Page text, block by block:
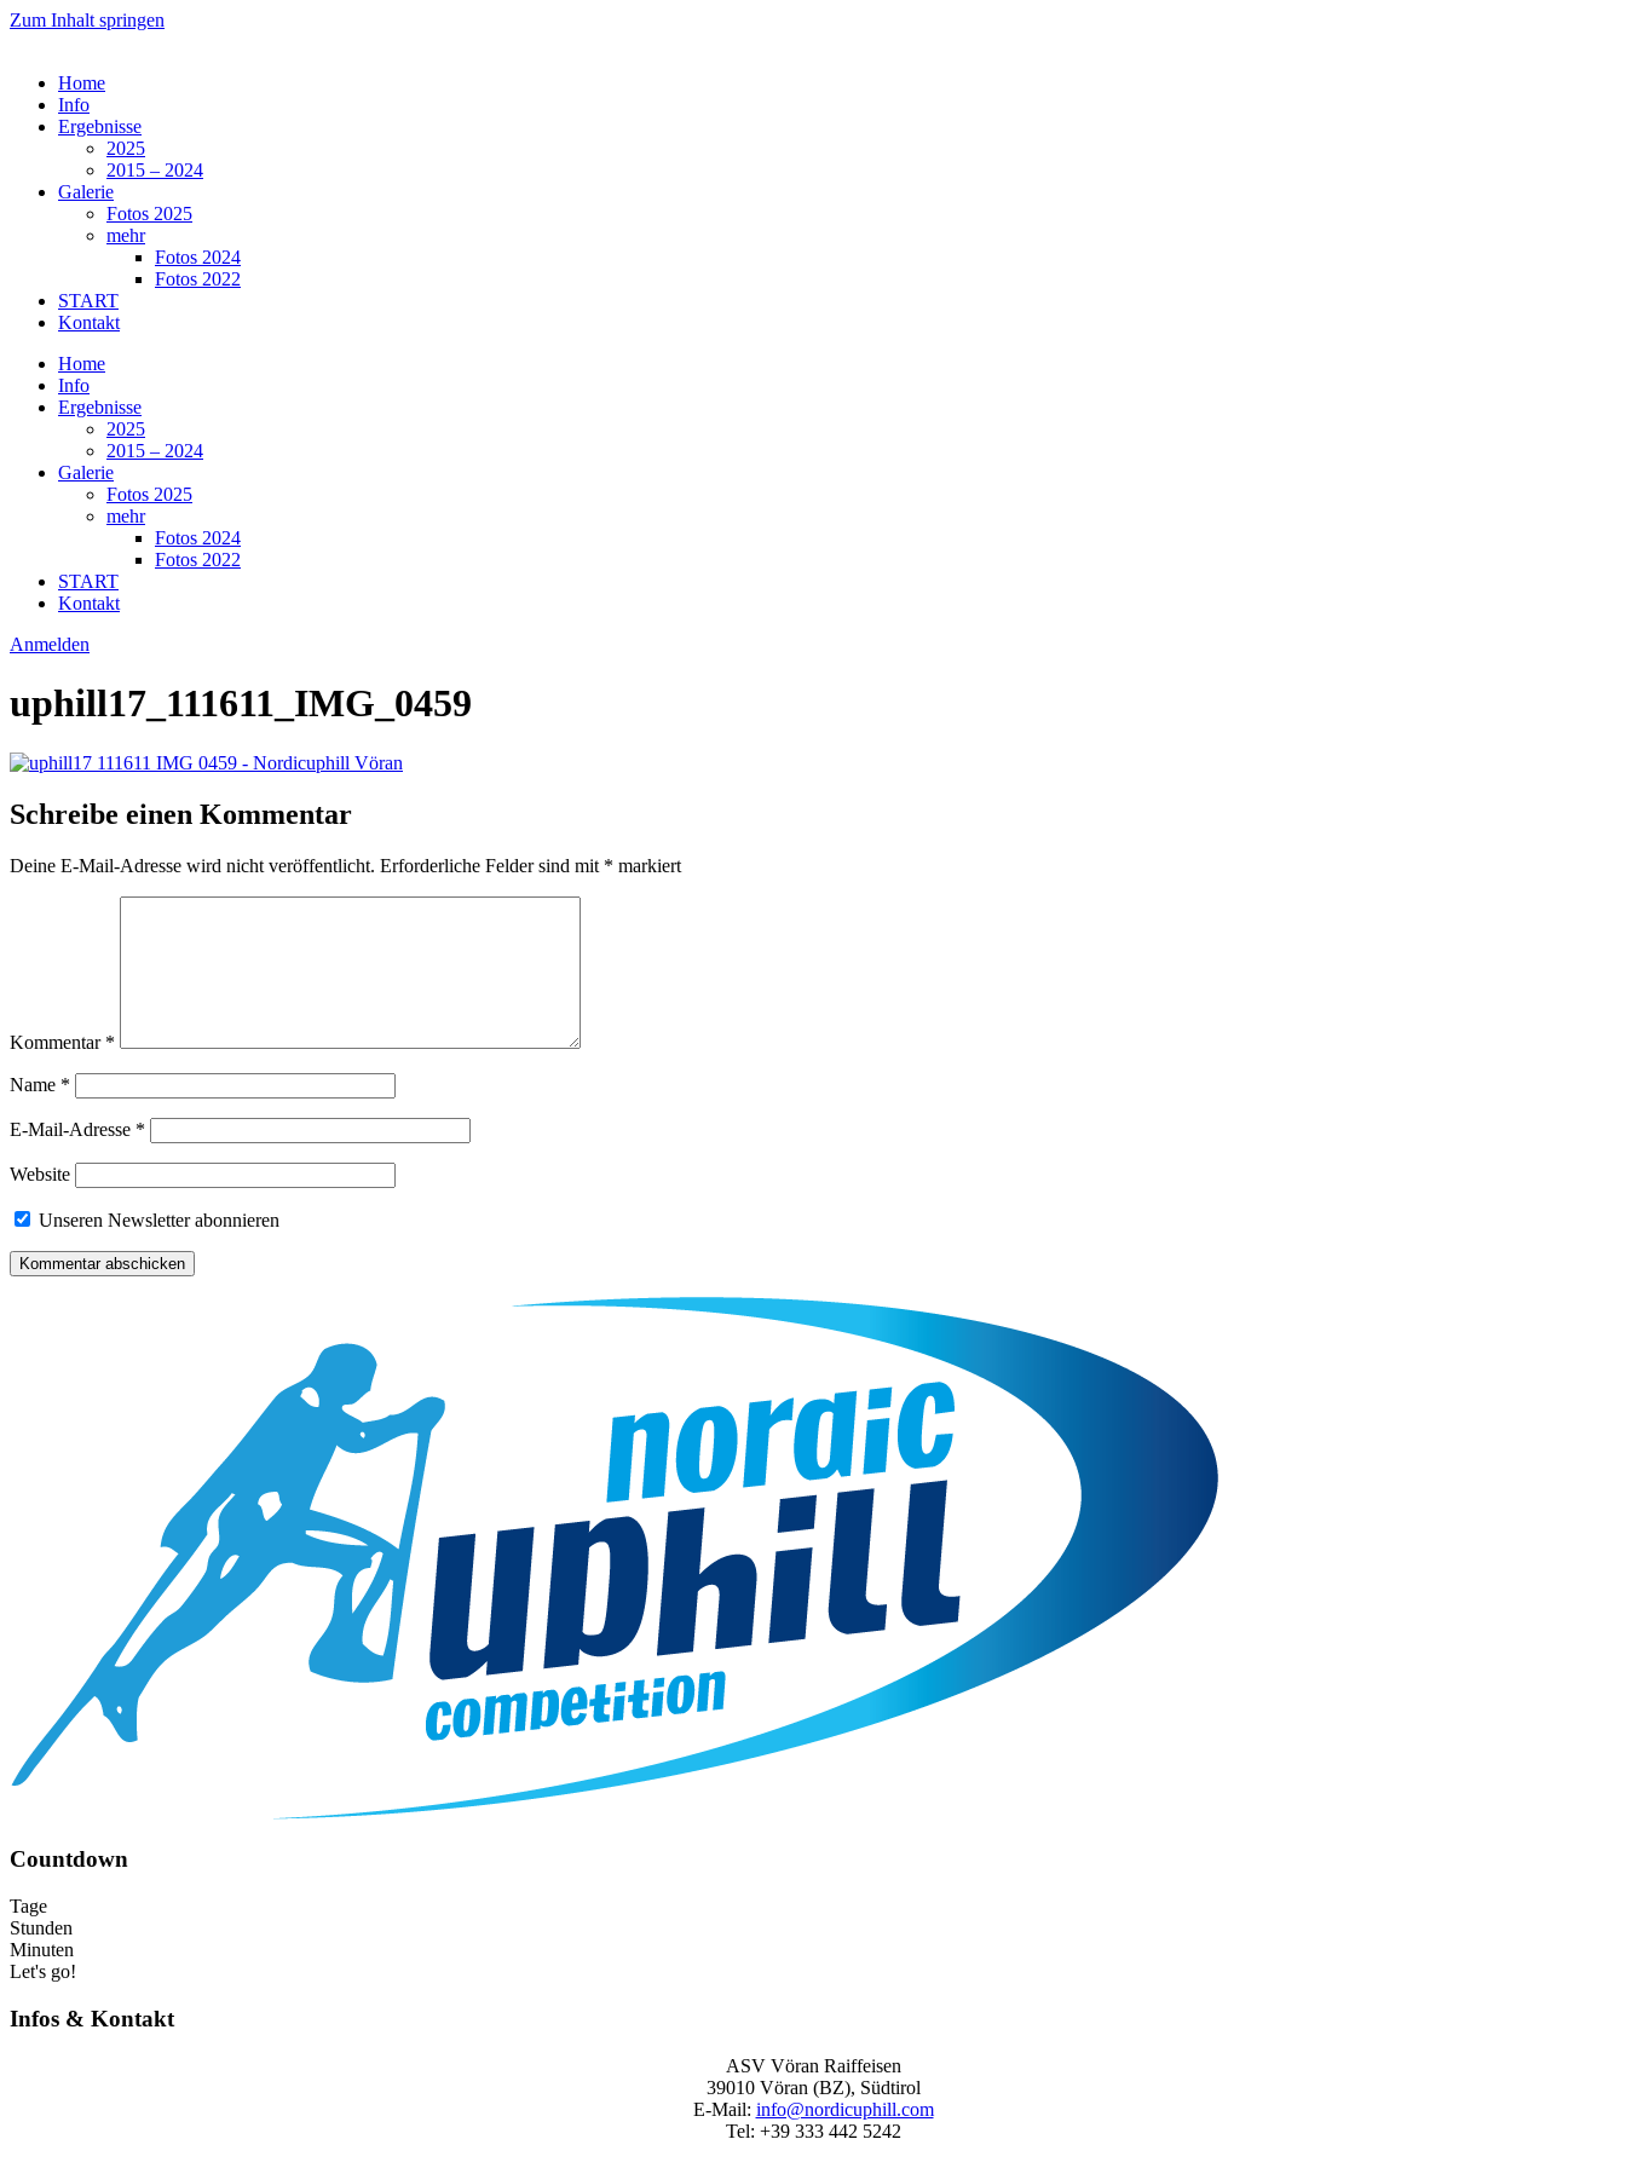
Zum Inhalt springen
Home
Info
Ergebnisse
2025
2015 – 2024
Galerie
Fotos 2025
mehr
Fotos 2024
Fotos 2022
START
Kontakt
Home
Info
Ergebnisse
2025
2015 – 2024
Galerie
Fotos 2025
mehr
Fotos 2024
Fotos 2022
START
Kontakt
Anmelden
uphill17_111611_IMG_0459
Schreibe einen Kommentar
Deine E-Mail-Adresse wird nicht veröffentlicht. Erforderliche Felder sind mit * markiert
Kommentar *
Name *
E-Mail-Adresse *
Website
Unseren Newsletter abonnieren
Countdown
Tage
Stunden
Minuten
Let's go!
Infos & Kontakt
ASV Vöran Raiffeisen
39010 Vöran (BZ), Südtirol
E‑Mail: info@nordicuphill.com
Tel: +39 333 442 5242